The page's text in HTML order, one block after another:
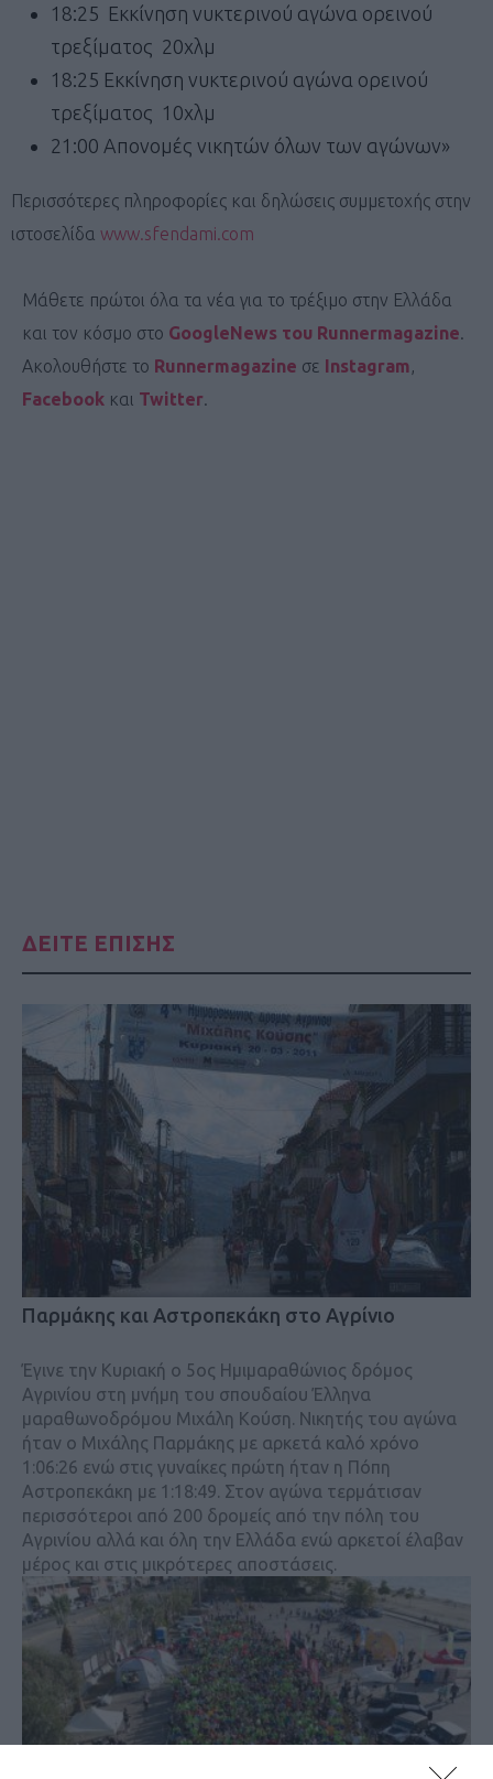
18:25 Εκκίνηση νυκτερινού αγώνα ορεινού
τρεξίματος 20χλμ
18:25 Εκκίνηση νυκτερινού αγώνα ορεινού
τρεξίματος 10χλμ
21:00 Απονομές νικητών όλων των αγώνων»
Περισσότερες πληροφορίες και δηλώσεις συμμετοχής στην
ιστοσελίδα www.sfendami.com
Μάθετε πρώτοι όλα τα νέα για το τρέξιμο στην Ελλάδα
και τον κόσμο στο GoogleNews του Runnermagazine.
Ακολουθήστε το Runnermagazine σε Instagram,
Facebook και Twitter.
ΔΕΙΤΕ ΕΠΙΣΗΣ
Παρμάκης και Αστροπεκάκη στο Αγρίνιο
Έγινε την Κυριακή ο 5ος Ημιμαραθώνιος δρόμος
Αγρινίου στη μνήμη του σπουδαίου Έλληνα
μαραθωνοδρόμου Μιχάλη Κούση. Νικητής του αγώνα
ήταν ο Μιχάλης Παρμάκης με αρκετά καλό χρόνο
1:06:26 ενώ στις γυναίκες πρώτη ήταν η Πόπη
Αστροπεκάκη με 1:18:49. Στον αγώνα τερμάτισαν
περισσότεροι από 200 δρομείς από την πόλη του
Αγρινίου αλλά και όλη την Ελλάδα ενώ αρκετοί έλαβαν
μέρος και στις μικρότερες αποστάσεις.